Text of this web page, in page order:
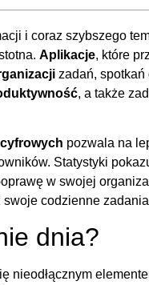
i coraz szybszego
Aplikacje, które
zadań,
, a także
pozwala na
Statystyki
w swojej
codzienne
dnia?
nieodłącznym